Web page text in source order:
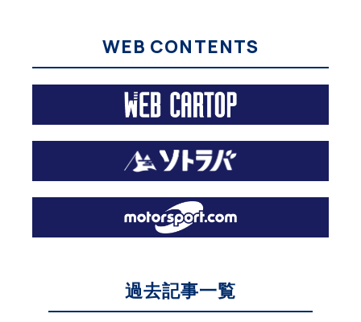
WEB CONTENTS
過去記事一覧